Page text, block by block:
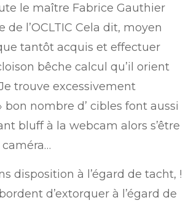
le maître Fabrice Gauthier
l’OCLTIC Cela dit, moyen
tantôt acquis et effectuer
bêche calcul qu’il orient
trouve excessivement
nombre d’ cibles font aussi
bluff à la webcam alors s’être
disposition à l’égard de tacht, !
d’extorquer à l’égard de